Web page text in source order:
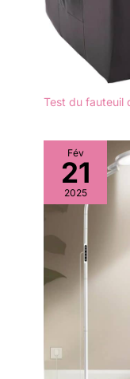
Test du fauteuil
Fév
21
2025